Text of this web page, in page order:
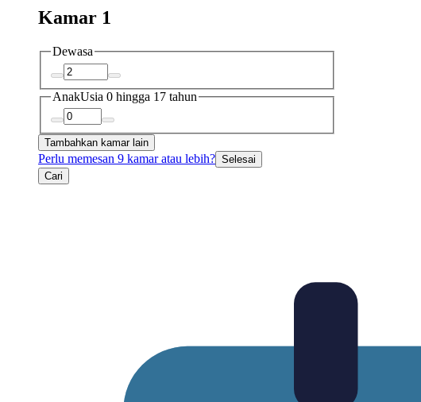
Kamar 1
Dewasa
AnakUsia 0 hingga 17 tahun
Tambahkan kamar lain
Perlu memesan 9 kamar atau lebih? Selesai
Cari